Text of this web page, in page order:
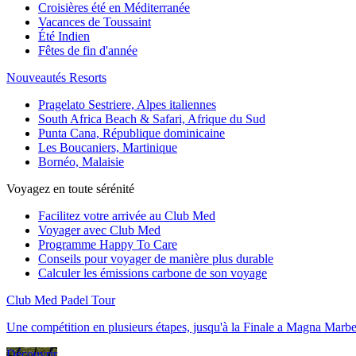
Croisières été en Méditerranée
Vacances de Toussaint
Été Indien
Fêtes de fin d'année
Nouveautés Resorts
Pragelato Sestriere, Alpes italiennes
South Africa Beach & Safari, Afrique du Sud
Punta Cana, République dominicaine
Les Boucaniers, Martinique
Bornéo, Malaisie
Voyagez en toute sérénité
Facilitez votre arrivée au Club Med
Voyager avec Club Med
Programme Happy To Care
Conseils pour voyager de manière plus durable
Calculer les émissions carbone de son voyage
Club Med Padel Tour
Une compétition en plusieurs étapes, jusqu'à la Finale a Magna